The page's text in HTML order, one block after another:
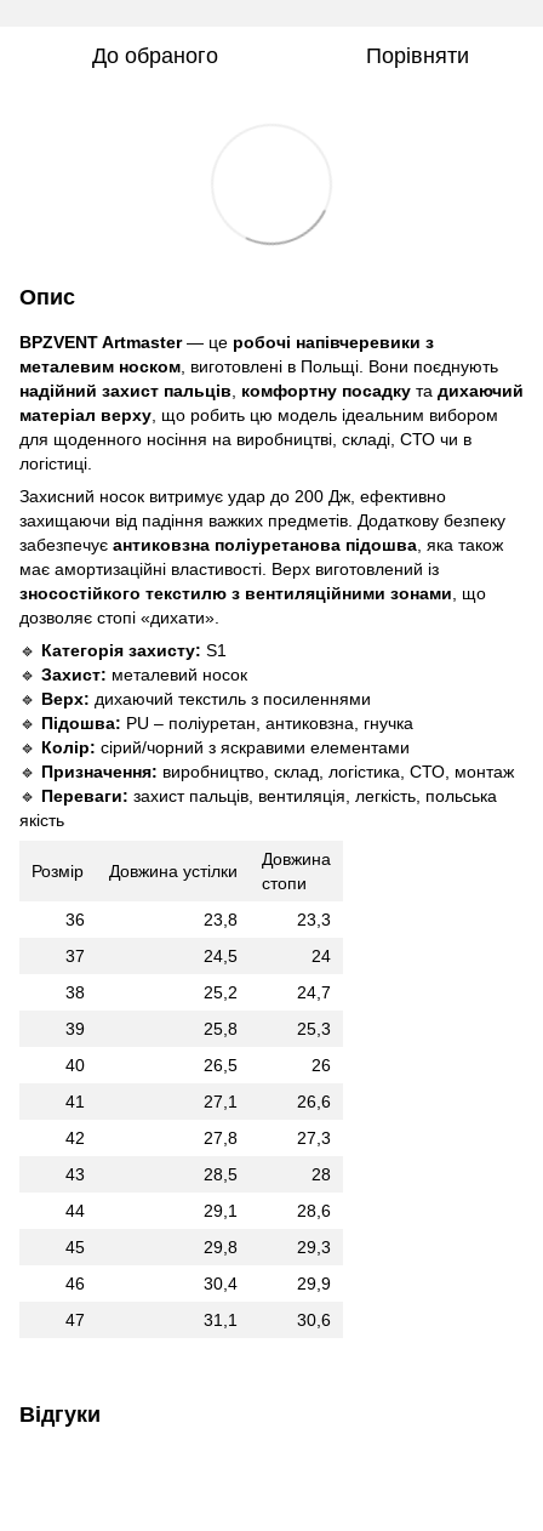
До обраного Порівняти
Опис
BPZVENT Artmaster— це робочі напівчеревики з
металевим носком , виготовлені в Польщі. Вони поєднують
надійний захист пальців
комфортну посадку та дихаючий
матеріал верху , що робить цю модель ідеальним вибором
для щоденного носіння на виробництві, складі, СТО чи в
логістиці.
Захисний носок витримує удар до 200 Дж, ефективно
захищаючи від падіння важких предметів. Додаткову безпеку
забезпечує антиковзна поліуретанова підошва , яка також
має амортизаційні властивості. Верх виготовлений із
зносостійкого текстилю з вентиляційними зонами , що
дозволяє стопі «дихати».
🔹 Категорія захисту: S1
🔹 Захист: металевий носок
🔹 Верх: дихаючий текстиль з посиленнями
🔹 Підошва: PU – поліуретан, антиковзна, гнучка
🔹 Колір: сірий/чорний з яскравими елементами
🔹 Призначення: виробництво, склад, логістика, СТО, монтаж
🔹 Переваги: захист пальців, вентиляція, легкість, польська
якість
Розмір Довжина устілки
Довжина
стопи
36
23,8
23,3
37
24,5
24
38
25,2
24,7
39
25,8
25,3
40
26,5
26
41
27,1
26,6
42
27,8
27,3
43
28,5
28
44
29,1
28,6
45
29,8
29,3
46
30,4
29,9
47
31,1 30,6
Відгуки